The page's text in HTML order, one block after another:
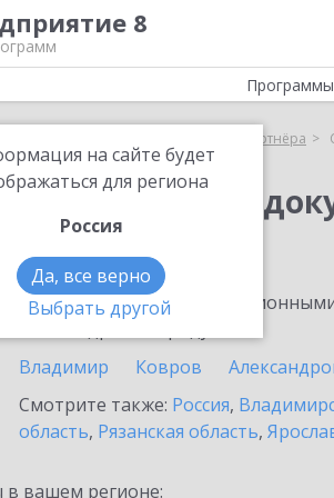
8
на сайте будет
для региона
Россия
Да, все верно
Выбрать другой
Выбор партнёра
1С:Платежные
в Суздале
Ознакомьтесь с
Владимир
Ковров
Смотрите также: Россия,
область, Рязанская область,
вашем регионе: